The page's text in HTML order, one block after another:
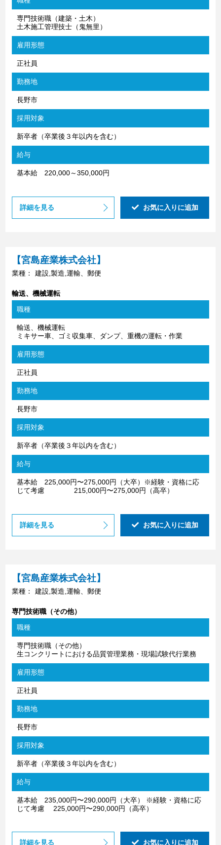
専門技術職（建築・土木）
土木施工管理技士（鬼無里）
雇用形態
正社員
勤務地
長野市
採用対象
新卒者（卒業後３年以内を含む）
給与
基本給 220,000～350,000円
詳細を見る お気に入りに追加
【宮島産業株式会社】
業種： 建設,製造,運輸、郵便
輸送、機械運転
職種
輸送、機械運転
ミキサー⾞、ゴミ収集⾞、ダンプ、重機の運転・作業
雇用形態
正社員
勤務地
長野市
採用対象
新卒者（卒業後３年以内を含む）
給与
基本給 225,000円〜275,000円（⼤卒）※経験・資格に応
じて考慮 215,000円〜275,000円（⾼卒）
詳細を見る お気に入りに追加
【宮島産業株式会社】
業種： 建設,製造,運輸、郵便
専門技術職（その他）
職種
専門技術職（その他）
生コンクリートにおける品質管理業務・現場試験代行業務
雇用形態
正社員
勤務地
長野市
採用対象
新卒者（卒業後３年以内を含む）
給与
基本給 235,000円〜290,000円（⼤卒） ※経験・資格に応
じて考慮 225,000円〜290,000円（⾼卒）
詳細を見る お気に入りに追加